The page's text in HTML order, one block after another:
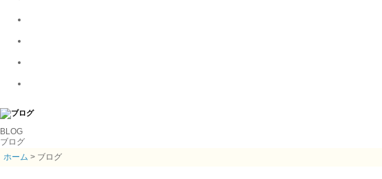
BLOG
ブログ
ホーム > ブログ